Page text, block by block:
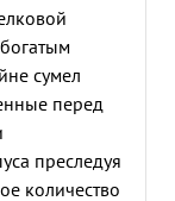
сумел
перед
преследуя
количество